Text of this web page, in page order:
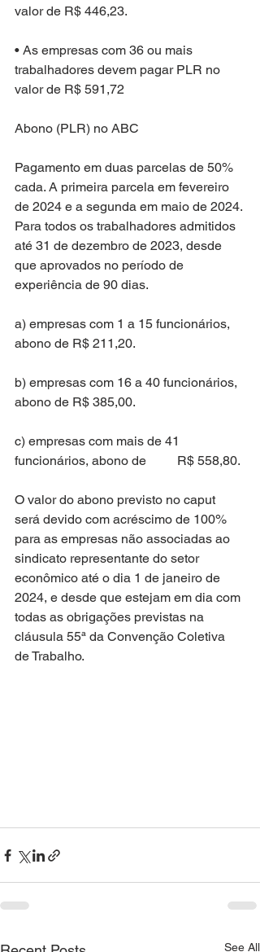
valor de R$ 446,23.
• As empresas com 36 ou mais
trabalhadores devem pagar PLR no
valor de R$ 591,72
Abono (PLR) no ABC
Pagamento em duas parcelas de 50%
cada. A primeira parcela em fevereiro
de 2024 e a segunda em maio de 2024.
Para todos os trabalhadores admitidos
até 31 de dezembro de 2023, desde
que aprovados no período de
experiência de 90 dias.
a) empresas com 1 a 15 funcionários,
abono de R$ 211,20.
b) empresas com 16 a 40 funcionários,
abono de R$ 385,00.
c) empresas com mais de 41
funcionários, abono de	R$ 558,80.
O valor do abono previsto no caput
será devido com acréscimo de 100%
para as empresas não associadas ao
sindicato representante do setor
econômico até o dia 1 de janeiro de
2024, e desde que estejam em dia com
todas as obrigações previstas na
cláusula 55ª da Convenção Coletiva
de Trabalho.
See All